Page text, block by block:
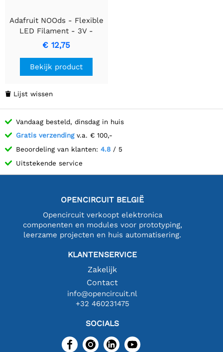
Adafruit NOOds - Flexible
LED Filament - 3V -
300mm lang - Blauw
€ 12,75
Bekijk product
 Lijst wissen
Vandaag besteld, dinsdag in huis
Gratis verzendingv.a. € 100,-
Beoordeling van klanten: 4.8 / 5
Uitstekende service
OPENCIRCUIT BELGIË
Opencircuit verkoopt elektronica
componenten en modules voor prototyping,
leerzame projecten en huis automatisering.
KLANTENSERVICE
Zakelijk
Contact
info@opencircuit.nl
+32 460231475
SOCIALS